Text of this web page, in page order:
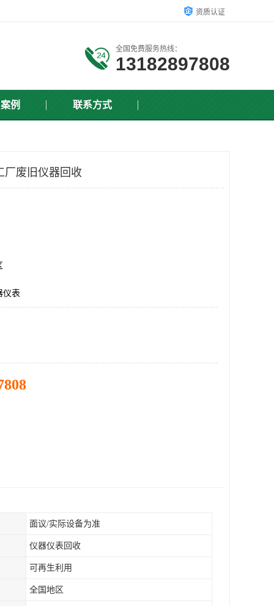
资质认证
全国免费服务热线：
13182897808
例 联系方式
厂废旧仪器回收
仪表
面议/实际设备为准
仪器仪表回收
可再生利用
全国地区